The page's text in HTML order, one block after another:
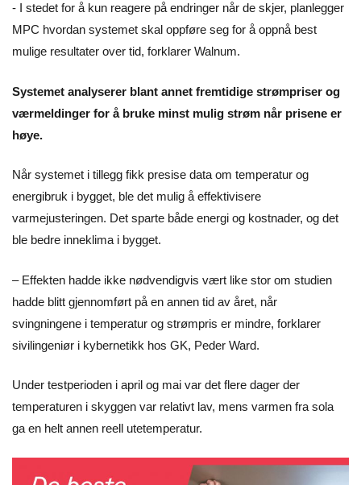
- I stedet for å kun reagere på endringer når de skjer, planlegger
MPC hvordan systemet skal oppføre seg for å oppnå best
mulige resultater over tid, forklarer Walnum.
Systemet analyserer blant annet fremtidige strømpriser og
værmeldinger for å bruke minst mulig strøm når prisene er
høye.
Når systemet i tillegg fikk presise data om temperatur og
energibruk i bygget, ble det mulig å effektivisere
varmejusteringen. Det sparte både energi og kostnader, og det
ble bedre inneklima i bygget.
– Effekten hadde ikke nødvendigvis vært like stor om studien
hadde blitt gjennomført på en annen tid av året, når
svingningene i temperatur og strømpris er mindre, forklarer
sivilingeniør i kybernetikk hos GK, Peder Ward.
Under testperioden i april og mai var det flere dager der
temperaturen i skyggen var relativt lav, mens varmen fra sola
ga en helt annen reell utetemperatur.